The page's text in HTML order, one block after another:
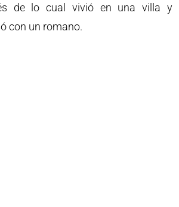
de lo cual vivió en una villa y
con un romano.